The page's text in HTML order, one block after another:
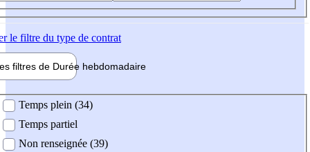
le filtre du type de contrat
filtres de Durée hebdomadaire
Temps plein (34)
Temps partiel
Non renseignée (39)